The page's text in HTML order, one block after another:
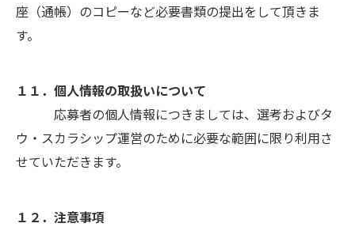
座（通帳）のコピーなど必要書類の提出をして頂きま
す。
１１．個人情報の取扱いについて
応募者の個人情報につきましては、選考およびタ
ウ・スカラシップ運営のために必要な範囲に限り利用さ
せていただきます。
１２．注意事項